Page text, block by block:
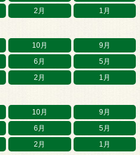
2月 1月
10月
9月
6月
5月
2月 1月
10月
9月
6月
5月
2月 1月